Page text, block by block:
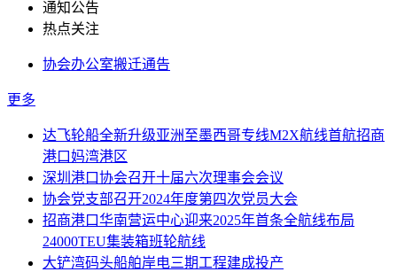
通知公告
热点关注
协会办公室搬迁通告
更多
达飞轮船全新升级亚洲至墨西哥专线M2X航线首航招商
港口妈湾港区
深圳港口协会召开十届六次理事会会议
协会党支部召开2024年度第四次党员大会
招商港口华南营运中心迎来2025年首条全航线布局
24000TEU集装箱班轮航线
大铲湾码头船舶岸电三期工程建成投产